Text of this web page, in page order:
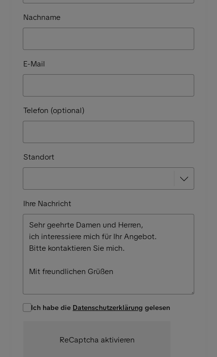
Nachname
E-Mail
Telefon (optional)
Standort
Ihre Nachricht
Ich habe die Datenschutzerklärung gelesen
ReCaptcha aktivieren